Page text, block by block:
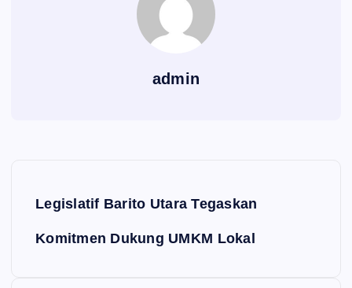
admin
Legislatif Barito Utara Tegaskan
Komitmen Dukung UMKM Lokal